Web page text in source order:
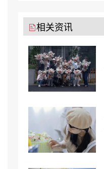
相关资讯